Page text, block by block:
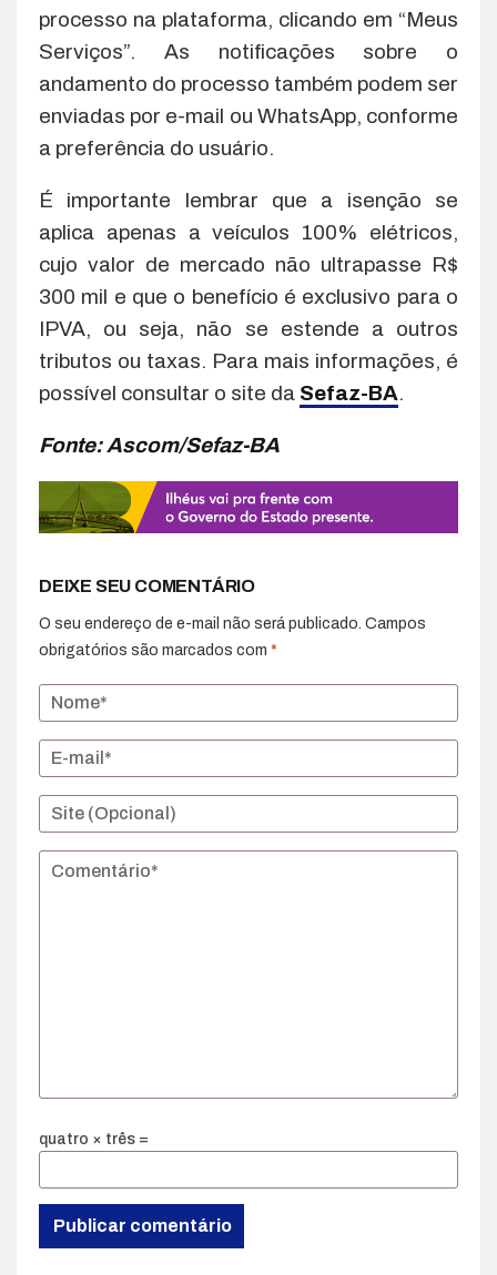
processo na plataforma, clicando em “Meus
Serviços”. As notificações sobre o
andamento do processo também podem ser
enviadas por e-mail ou WhatsApp, conforme
a preferência do usuário.
É importante lembrar que a isenção se
aplica apenas a veículos 100% elétricos,
cujo valor de mercado não ultrapasse R$
300 mil e que o benefício é exclusivo para o
IPVA, ou seja, não se estende a outros
tributos ou taxas. Para mais informações, é
possível consultar o site da Sefaz-BA.
Fonte: Ascom/Sefaz-BA
DEIXE SEU COMENTÁRIO
O seu endereço de e-mail não será publicado. Campos
obrigatórios são marcados com *
quatro × três =